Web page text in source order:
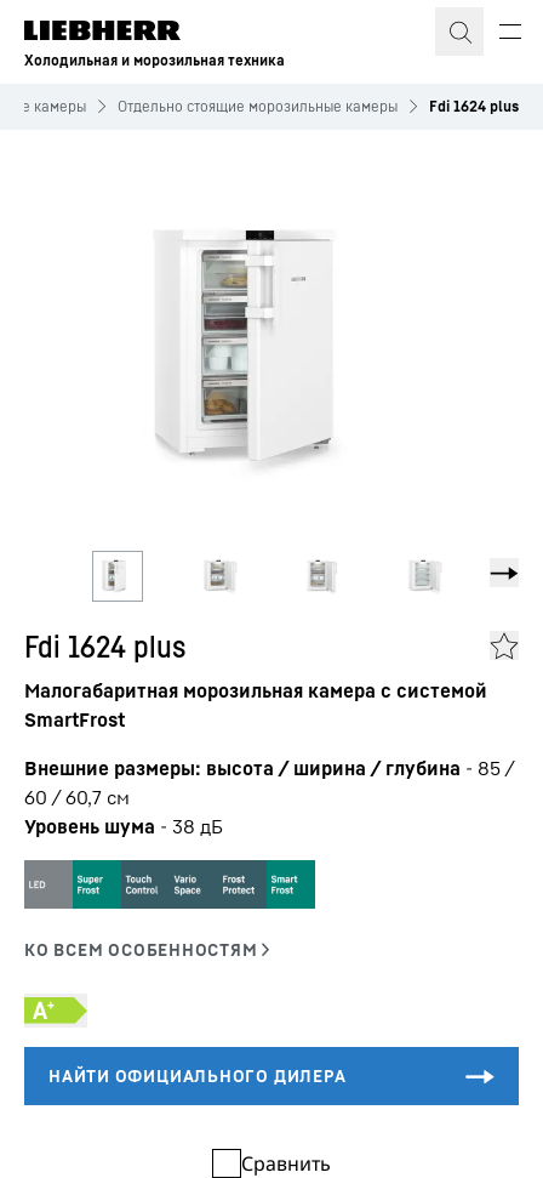
Холодильная и морозильная техника
камеры Отдельно стоящие морозильные камеры Fdi 1624 plus
Fdi 1624 plus
Малогабаритная морозильная камера с системой
SmartFrost
Внешние размеры: высота / ширина / глубина - 85 /
60 / 60,7 см
Уровень шума - 38 дБ
Сравнить